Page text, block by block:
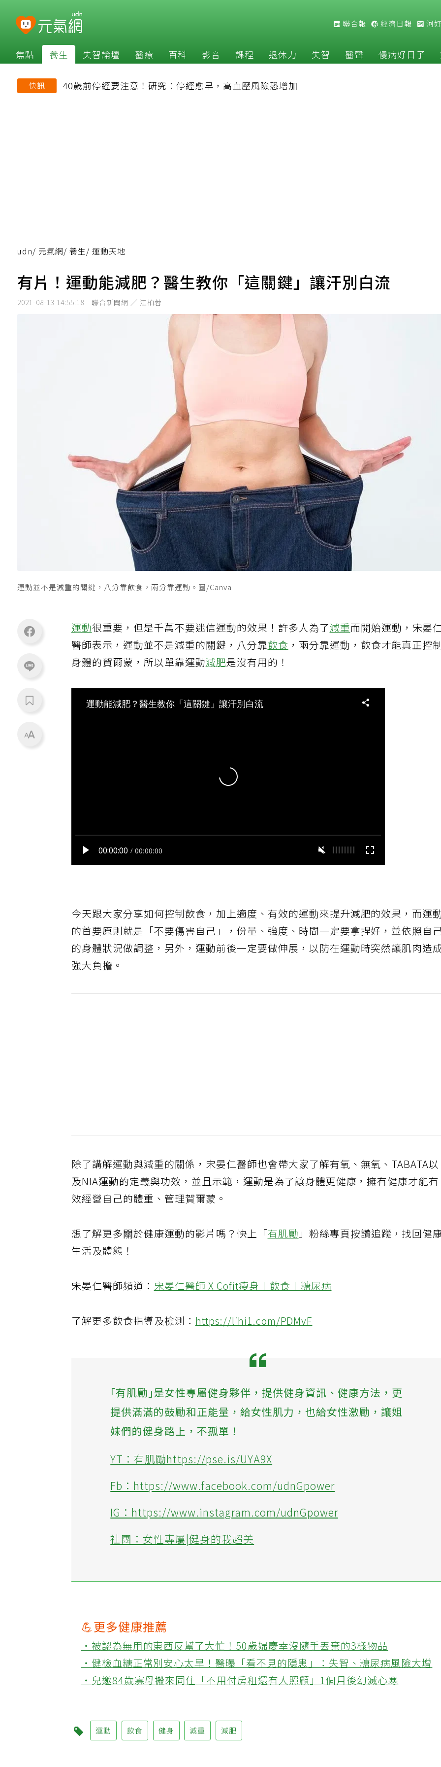
聯合報 經濟日報 河
焦點 養生 失智論壇 醫療 百科 影音 課程 退休力 失智 醫聲 慢病好日子
快訊 40歲前停經要注意！研究：停經愈早，高血壓風險恐增加
udn/ 元氣網/ 養生/ 運動天地
有片！運動能減肥？醫生教你「這關鍵」讓汗別白流
2021-08-13 14:55:18 聯合新聞網 ／ 江柏蓉
運動並不是減重的關鍵，八分靠飲食，兩分靠運動。圖/Canva
運動很重要，但是千萬不要迷信運動的效果！許多人為了減重而開始運動，宋晏
醫師表示，運動並不是減重的關鍵，八分靠飲食 ，兩分靠運動，飲食才能真正控
身體的賀爾蒙，所以單靠運動減肥是沒有用的！
今天跟大家分享如何控制飲食，加上適度、有效的運動來提升減肥的效果，而運
的首要原則就是「不要傷害自己」，份量、強度、時間一定要拿捏好，並依照自
的身體狀況做調整，另外，運動前後一定要做伸展，以防在運動時突然讓肌肉造
強大負擔。
除了講解運動與減重的關係，宋晏仁醫師也會帶大家了解有氧、無氧、TABATA以
及NIA運動的定義與功效，並且示範，運動是為了讓身體更健康，擁有健康才能有
效經營自己的體重、管理賀爾蒙。
想了解更多關於健康運動的影片嗎？快上「有肌勵」粉絲專頁按讚追蹤，找回健
生活及體態！
宋晏仁醫師頻道：宋晏仁醫師 X Cofit瘦身〡飲食〡糖尿病
了解更多飲食指導及檢測：https://lihi1.com/PDMvF
｢有肌勵｣是女性專屬健身夥伴，提供健身資訊、健康方法，更
提供滿滿的鼓勵和正能量，給女性肌力，也給女性激勵，讓姐
妹們的健身路上，不孤單！
YT：有肌勵https://pse.is/UYA9X
Fb：https://www.facebook.com/udnGpower
IG：https://www.instagram.com/udnGpower
社團：女性專屬|健身的我超美
💪更多健康推薦
‧被認為無用的東西反幫了大忙！50歲婦慶幸沒隨手丟棄的3樣物品
‧健檢血糖正常別安心太早！醫曝「看不見的隱患」：失智、糖尿病風險大增
‧兒邀84歲寡母搬來同住「不用付房租還有人照顧」1個月後幻滅心寒
運動 飲食 健身 減重 減肥